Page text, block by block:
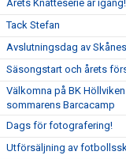
Årets Knatteserie är igång!
Tack Stefan
Avslutningsdag av
Säsongstart och årets
Välkomna på BK
sommarens Barcacamp
Dags för fotografering!
Utförsäljning av